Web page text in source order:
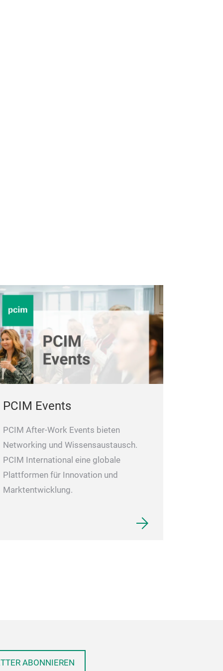
PCIM Events
PCIM After-Work Events bieten
Networking und Wissensaustausch.
PCIM International eine globale
Plattformen für Innovation und
Marktentwicklung.
ABONNIEREN